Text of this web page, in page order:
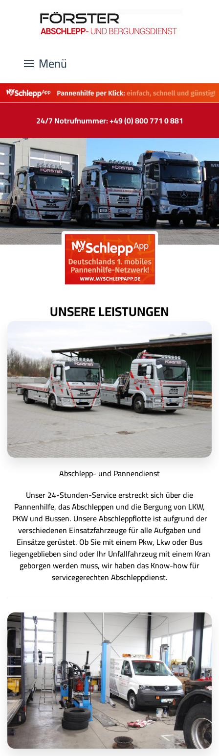
Menü
24/7 Notrufnummer: +49 (0) 800 771 0 881
UNSERE LEISTUNGEN
Abschlepp- und Pannendienst
Unser 24-Stunden-Service erstreckt sich über die
Pannenhilfe, das Abschleppen und die Bergung von LKW,
PKW und Bussen. Unsere Abschleppflotte ist aufgrund der
verschiedenen Einsatzfahrzeuge für alle Aufgaben und
Einsätze gerüstet. Ob Sie mit einem Pkw, Lkw oder Bus
liegengeblieben sind oder Ihr Unfallfahrzeug mit einem Kran
geborgen werden muss, wir haben das Know-how für
servicegerechten Abschleppdienst.